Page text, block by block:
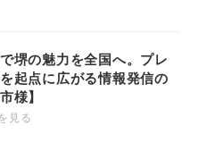
堺の魅力を全国へ。プレ
起点に広がる情報発信の
様】
見る